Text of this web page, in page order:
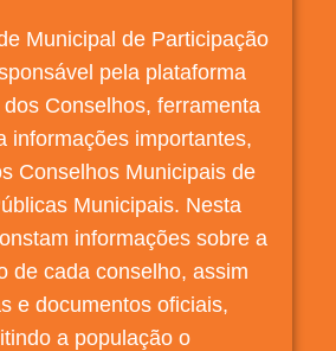
Municipal de Participação
pela plataforma
Conselhos, ferramenta
informações importantes,
Conselhos Municipais de
Municipais. Nesta
informações sobre a
de cada conselho, assim
e documentos oficiais,
a população o